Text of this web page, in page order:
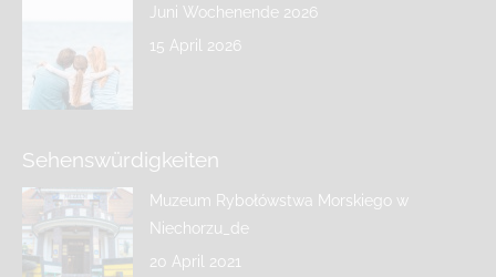
Juni Wochenende 2026
15 April 2026
Sehenswürdigkeiten
Muzeum Rybołówstwa Morskiego w
Niechorzu_de
20 April 2021